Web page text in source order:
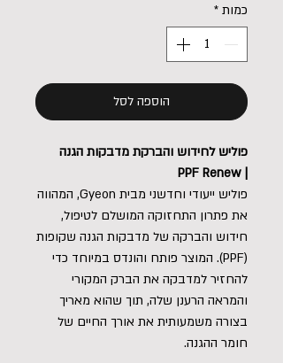
כמות *
הוספה לסל
פוליש לחידוש והברקת מדבקות הגנה
פוליש ייעודי וחדשני מבית Gyeon, המהווה
את פתרון התחזוקה המושלם לטיפול,
חידוש והברקה של מדבקות הגנה שקופות
(PPF). המוצר פותח והונדס במיוחד כדי
להחזיר למדבקה את הברק המקורי
והמראה הרענן שלה, תוך שהוא מאריך
בצורה משמעותית את אורך החיים של
חומר ההגנה.